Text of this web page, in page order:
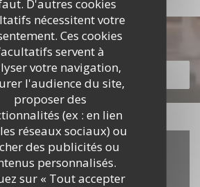
D'autres cookies
nécessitent votre
Ces cookies
servent à
votre navigation,
l'audience du site,
proposer des
(ex : en lien
réseaux sociaux) ou
des publicités ou
personnalisés.
sur « Tout accepter
notre carte
NOTRE CARTE